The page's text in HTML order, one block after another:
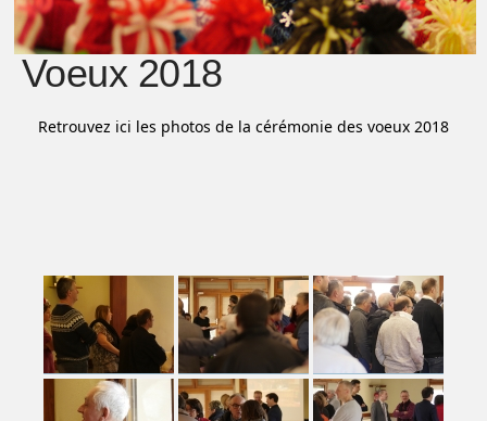
Voeux 2018
Retrouvez ici les photos de la cérémonie des voeux 2018